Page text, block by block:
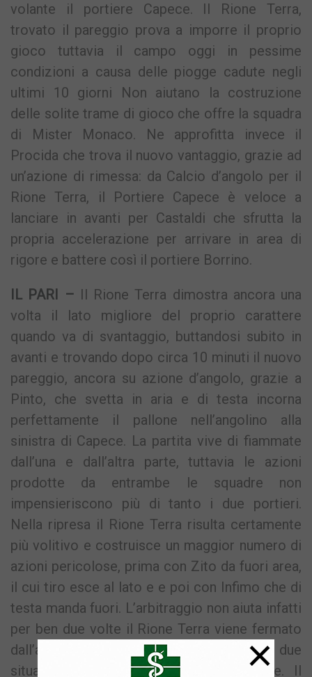
volante il portiere Capece. Il Rione Terra,
trovato il pareggio prova a imporre il proprio
gioco tuttavia il campo oggi in pessime
condizioni a causa delle piogge cadute negli
ultimi 10 giorni Non aiutano la costruzione
delle solite trame di gioco che offre la squadra
di Mister Monaco. Ne approfitta invece il
Procida che trova il nuovo vantaggio, grazie ad
un’azione di rimessa: da Calcio d’angolo per il
Rione Terra, il Portiere Capece è veloce a
lanciare in avanti per Castaldi che sfrutta la
propria accelerazione per arrivare in area di
rigore e battere così il portiere Borrino.
IL PARI – Il Rione Terra dimostra ancora una
volta il lato migliore del proprio carattere
quando va di svantaggio, buttandosi subito in
avanti e trovando dopo circa 10 minuti il nuovo
pareggio, ancora su azione d’angolo, grazie a
Pinto, che svetta in aria e di testa incorna
perfettamente il pallone nell’angolino alla
sinistra di Capece. La partita vive di fiammate
dall’una e dall’altra parte, tuttavia le azioni
prodotte da entrambe le squadre non
impensieriscono più di tanto i due portieri.
Nella ripresa il Rione Terra risulta certamente
più volitivo e costruisce un maggior numero di
azioni pericolose, prima con Zito da fuori area,
il cui tiro esce al lato e e poi con Infimo che di
testa manda fuori. L’arbitraggio non aiuta infatti
per ben due volte il Rione Terra viene fermato
dall’arbitro che non concede il vantaggio in due
situazioni di potenziale due contro due. Il
×